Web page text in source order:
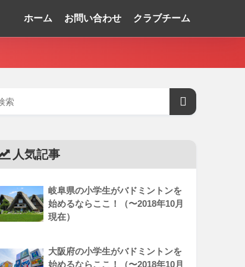
ホーム お問い合わせ クラブチーム
人気記事
岐阜県の小学生がバドミントンを
始めるならここ！（〜2018年10月
現在）
大阪府の小学生がバドミントンを
始めるならここ！（〜2018年10月